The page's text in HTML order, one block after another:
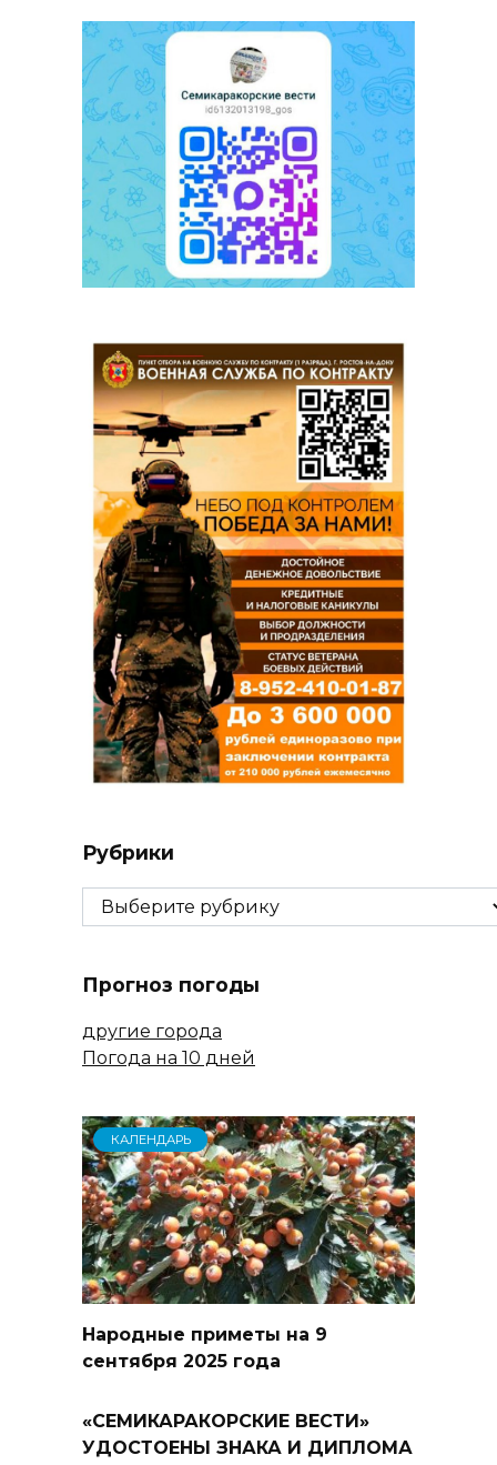
Рубрики
Рубрики
Прогноз погоды
другие города
Погода на 10 дней
КАЛЕНДАРЬ
Народные приметы на 9
сентября 2025 года
«СЕМИКАРАКОРСКИЕ ВЕСТИ»
УДОСТОЕНЫ ЗНАКА И ДИПЛОМА